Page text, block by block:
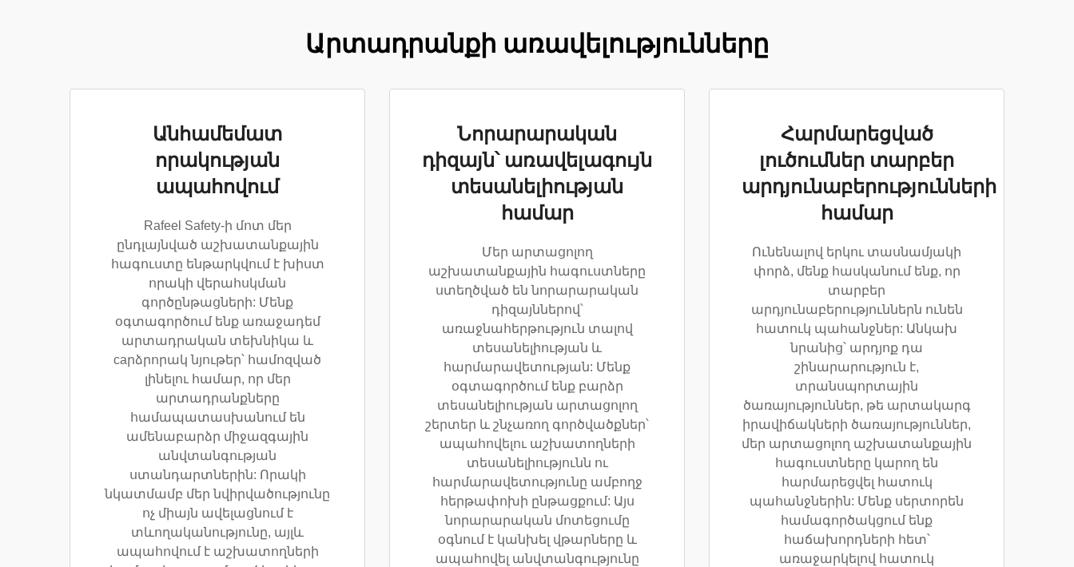
Արտադրանքի առավելությունները
Անհամեմատ
որակության
ապահովում
Rafeel Safety-ի մոտ մեր
ընդլայնված աշխատանքային
հագուստը ենթարկվում է խիստ
որակի վերահսկման
գործընթացների: Մենք
օգտագործում ենք առաջադեմ
արտադրական տեխնիկա և
caրձրորակ նյութեր՝ համոզված
լինելու համար, որ մեր
արտադրանքները
համապատասխանում են
ամենաբարձր միջազգային
անվտանգության
ստանդարտներին: Որակի
նկատմամբ մեր նվիրվածությունը
ոչ միայն ավելացնում է
տևողականությունը, այլև
ապահովում է աշխատողների
Նորարարական
դիզայն՝ առավելագույն
տեսանելիության
համար
Մեր արտացոլող
աշխատանքային հագուստները
ստեղծված են նորարարական
դիզայններով՝
առաջնահերթություն տալով
տեսանելիության և
հարմարավետության: Մենք
օգտագործում ենք բարձր
տեսանելիության արտացոլող
շերտեր և շնչառող գործվածքներ՝
ապահովելու աշխատողների
տեսանելիությունն ու
հարմարավետությունը ամբողջ
հերթափոխի ընթացքում: Այս
նորարարական մոտեցումը
օգնում է կանխել վթարները և
ապահովել անվտանգությունը
Հարմարեցված
լուծումներ տարբեր
արդյունաբերությունների
համար
Ունենալով երկու տասնամյակի
փորձ, մենք հասկանում ենք, որ
տարբեր
արդյունաբերություններն ունեն
հատուկ պահանջներ: Անկախ
նրանից՝ արդյոք դա
շինարարություն է,
տրանսպորտային
ծառայություններ, թե արտակարգ
իրավիճակների ծառայություններ,
մեր արտացոլող աշխատանքային
հագուստները կարող են
հարմարեցվել հատուկ
պահանջներին: Մենք սերտորեն
համագործակցում ենք
հաճախորդների հետ՝
առաջարկելով հատուկ